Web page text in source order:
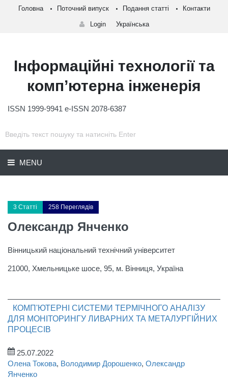
Головна Поточний випуск Подання статті Контакти
Login Українська
Інформаційні технології та
комп’ютерна інженерія
ISSN 1999-9941 e-ISSN 2078-6387
MENU
3 Статті 258 Переглядів
Олександр Янченко
Вінницький національний технічний університет
21000, Хмельницьке шосе, 95, м. Вінниця, Україна
КОМП'ЮТЕРНІ СИСТЕМИ ТЕРМІЧНОГО АНАЛІЗУ
ДЛЯ МОНІТОРИНГУ ЛИВАРНИХ ТА МЕТАЛУРГІЙНИХ
ПРОЦЕСІВ
25.07.2022
Олена Токова, Володимир Дорошенко, Олександр
Янченко